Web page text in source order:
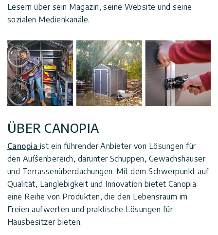
Lesern über sein Magazin, seine Website und seine
sozialen Medienkanäle.
ÜBER CANOPIA
Canopia ist ein führender Anbieter von Lösungen für
den Außenbereich, darunter Schuppen, Gewächshäuser
und Terrassenüberdachungen. Mit dem Schwerpunkt auf
Qualität, Langlebigkeit und Innovation bietet Canopia
eine Reihe von Produkten, die den Lebensraum im
Freien aufwerten und praktische Lösungen für
Hausbesitzer bieten.